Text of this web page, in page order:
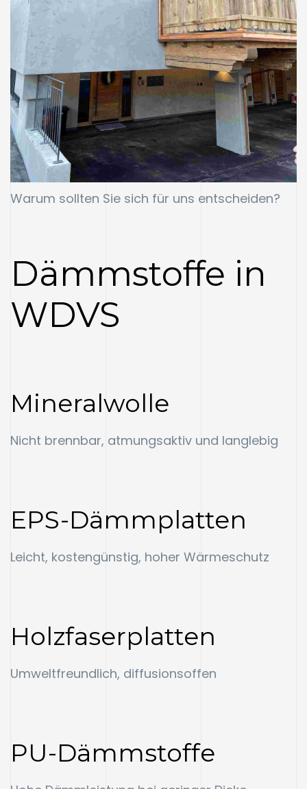
Warum sollten Sie sich für uns entscheiden?
Dämmstoffe in
WDVS
Mineralwolle
Nicht brennbar, atmungsaktiv und langlebig
EPS-Dämmplatten
Leicht, kostengünstig, hoher Wärmeschutz
Holzfaserplatten
Umweltfreundlich, diffusionsoffen
PU-Dämmstoffe